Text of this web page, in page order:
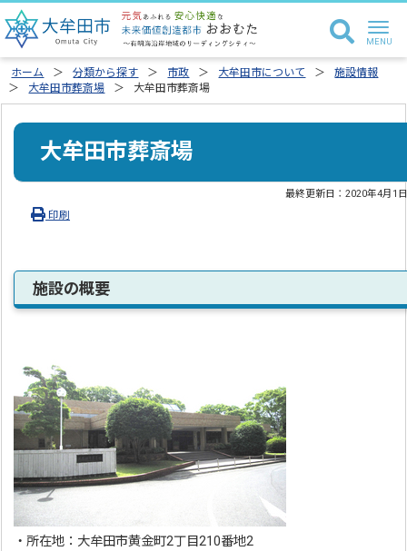
ホーム 分類から探す 市政 大牟田市について
施設情報
大牟田市葬斎場
大牟田市葬斎場
大牟田市葬斎場
最終更新日：2020年4月1
印刷
施設の概要
・所在地：大牟田市黄金町2丁目210番地2